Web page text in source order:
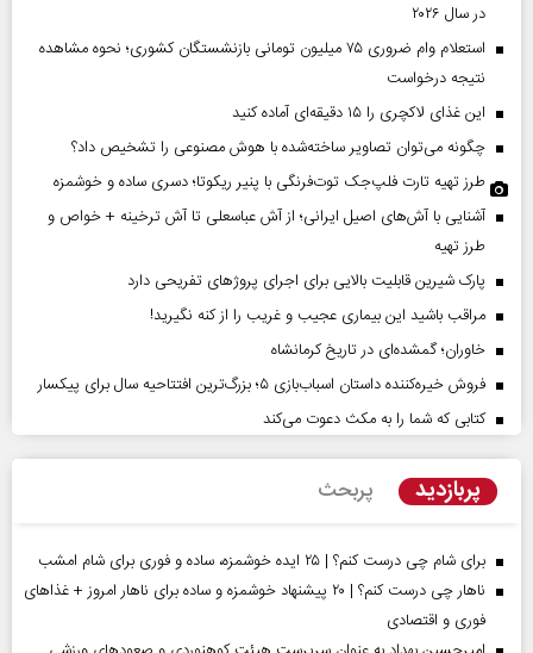
در سال ۲۰۲۶
استعلام وام ضروری ۷۵ میلیون تومانی بازنشستگان کشوری؛ نحوه مشاهده
نتیجه درخواست
این غذای لاکچری را ۱۵ دقیقه‌ای آماده کنید
چگونه می‌توان تصاویر ساخته‌شده با هوش مصنوعی را تشخیص داد؟
طرز تهیه تارت فلپ‌جک توت‌فرنگی با پنیر ریکوتا؛ دسری ساده و خوشمزه
آشنایی با آش‌های اصیل ایرانی؛ از آش عباسعلی تا آش ترخینه + خواص و
طرز تهیه
پارک شیرین قابلیت‌ بالایی برای اجرای پروژهای تفریحی دارد
مراقب باشید این بیماری عجیب و غریب را از کنه نگیرید!
خاوران؛ گمشده‌ای در تاریخ کرمانشاه
فروش خیره‌کننده داستان اسباب‌بازی ۵؛ بزرگ‌ترین افتتاحیه سال برای پیکسار
کتابی که شما را به مکث دعوت می‌کند
پربازدید پربحث
برای شام چی درست کنم؟ | ۲۵ ایده خوشمزه، ساده و فوری برای شام امشب
ناهار چی درست کنم؟ | ۲۰ پیشنهاد خوشمزه و ساده برای ناهار امروز + غذاهای
فوری و اقتصادی